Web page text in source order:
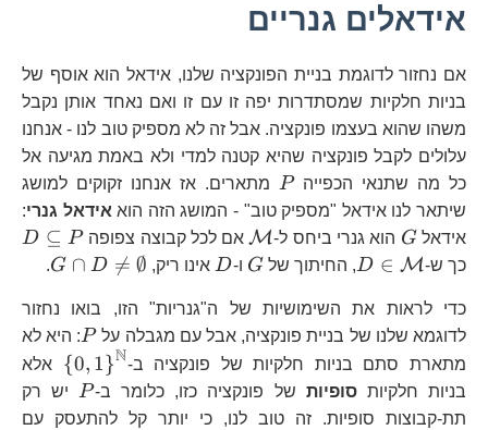
אידאלים גנריים
אם נחזור לדוגמת בניית הפונקציה שלנו, אידאל הוא אוסף של
בניות חלקיות שמסתדרות יפה זו עם זו ואם נאחד אותן נקבל
משהו שהוא בעצמו פונקציה. אבל זה לא מספיק טוב לנו - אנחנו
עלולים לקבל פונקציה שהיא קטנה למדי ולא באמת מגיעה אל
כל מה שתנאי הכפייה
P P מתארים. אז אנחנו זקוקים למושג
שיתאר לנו אידאל "מספיק טוב" - המושג הזה הוא אידאל גנרי:
אידאל
G G הוא גנרי ביחס ל-
\mathcal{M}
M אם לכל קבוצה צפופה D ⊆ P
כך ש- D\in\mathcal{M} D ∈ M , החיתוך של GG ו- D
D אינו ריק, G ∩ D 
= ∅
.
כדי לראות את השימושיות של ה"גנריות" הזו, בואו נחזור
לדוגמא שלנו של בניית פונקציה, אבל עם מגבלה על
P
P: היא לא
מתארת סתם בניות חלקיות של פונקציה ב-
\left\{
{0, 1}N
אלא
בניות חלקיותסופיות של פונקציה כזו, כלומר ב- P
Pיש רק
תת-קבוצות סופיות. זה טוב לנו, כי יותר קל להתעסק עם